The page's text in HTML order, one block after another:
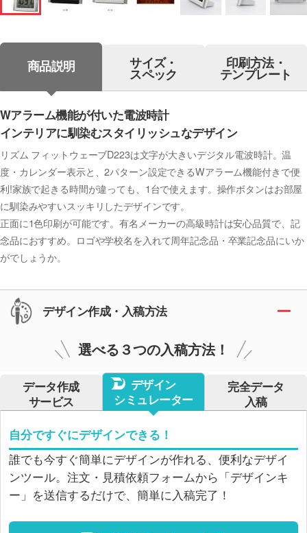
商品説明 サイズ・
スペック
印刷方法・
テンプレート
Wアラーム機能が付いた電波時計
インテリアに馴染むスタイリッシュなデザイン
リズム フィットウェーブD223は文字が大きいデジタル電波時計。温
度・カレンダー表示と、2パターン設定できるWアラーム機能付きで便
利!家族で起きる時間が違っても、1台で使えます。操作ボタンはお部屋
に馴染みやすいスッキリしたデザインです。
正面に1色印刷が可能です。有名メーカーの高級時計は安心品質で、記
念品におすすめ。ロゴや学校名を入れて周年記念品・卒業記念品にいか
がでしょうか。
デザイン作成・入稿方法
選べる３つの入稿方法！
データ作成
サービス
デザイン
シミュレーター
完全データ
入稿
自分ですぐにデザインできる！
誰でも今すぐ簡単にデザインが作れる、便利なデザイ
ンツール。注文・見積依頼フォームから「デザインキ
ー」を送信するだけで、簡単に入稿完了！